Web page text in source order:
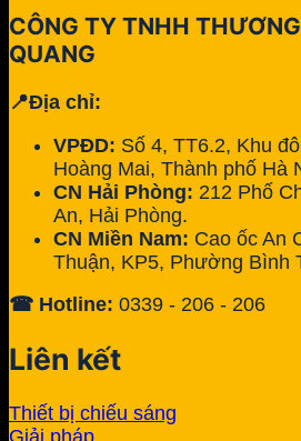
CÔNG TY TNHH
QUANG
📍Địa chỉ:
VPĐD: Số 4, TT6.2, Khu
Hoàng Mai, Thành phố Hà
CN Hải Phòng: 212 Phố
An, Hải Phòng.
CN Miền Nam: Cao ốc An
Thuận, KP5, Phường Bình
☎ Hotline: 0339 - 206 - 206
Liên kết
Thiết bị chiếu sáng
Giải pháp